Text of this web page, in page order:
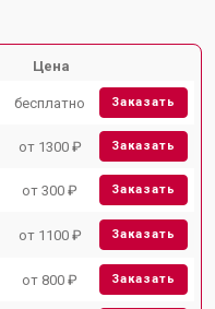
Цена
бесплатно Заказать
от 1300 ₽ Заказать
от 300 ₽ Заказать
от 1100 ₽ Заказать
от 800 ₽ Заказать